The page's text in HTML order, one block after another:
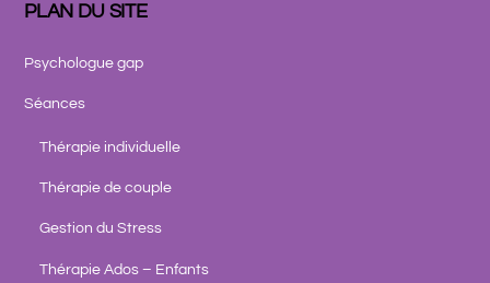
PLAN DU SITE
Psychologue gap
Séances
Thérapie individuelle
Thérapie de couple
Gestion du Stress
Thérapie Ados – Enfants